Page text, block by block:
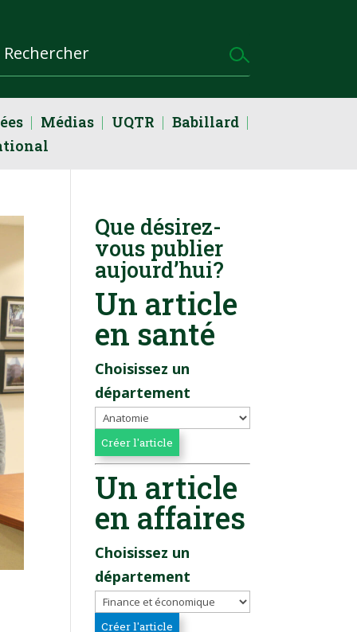
Médias UQTR
Babillard
Que désirez-
vous publier
aujourd’hui?
Un article
en santé
Choisissez un
département
Un article
en affaires
Choisissez un
département